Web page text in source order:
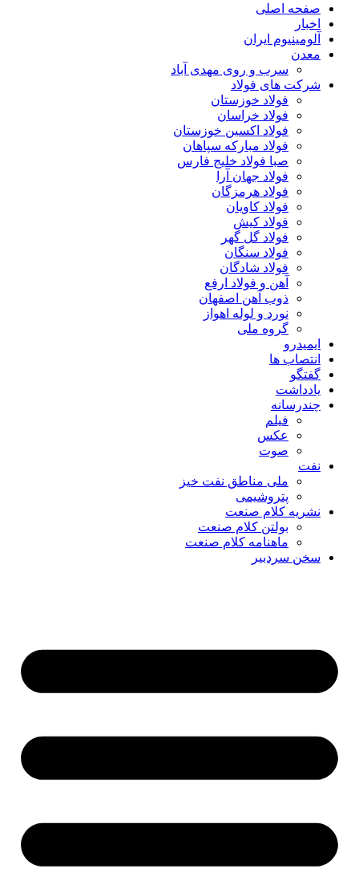
صفحه اصلی
اخبار
آلومینیوم ایران
معدن
سرب و روی مهدی آباد
شرکت های فولاد
فولاد خوزستان
فولاد خراسان
فولاد اکسین خوزستان
فولاد مبارکه سپاهان
صبا فولاد خلیج فارس
فولاد جهان آرا
فولاد هرمزگان
فولاد کاویان
فولاد کیش
فولاد گل گهر
فولاد سنگان
فولاد شادگان
آهن و فولاد ارفع
ذوب آهن اصفهان
نورد و لوله اهواز
گروه ملی
ایمیدرو
انتصاب ها
گفتگو
یادداشت
چندرسانه
فیلم
عکس
صوت
نفت
ملی مناطق نفت خیز
پتروشیمی
نشریه کلام صنعت
بولتن کلام صنعت
ماهنامه کلام صنعت
سخن سردبیر